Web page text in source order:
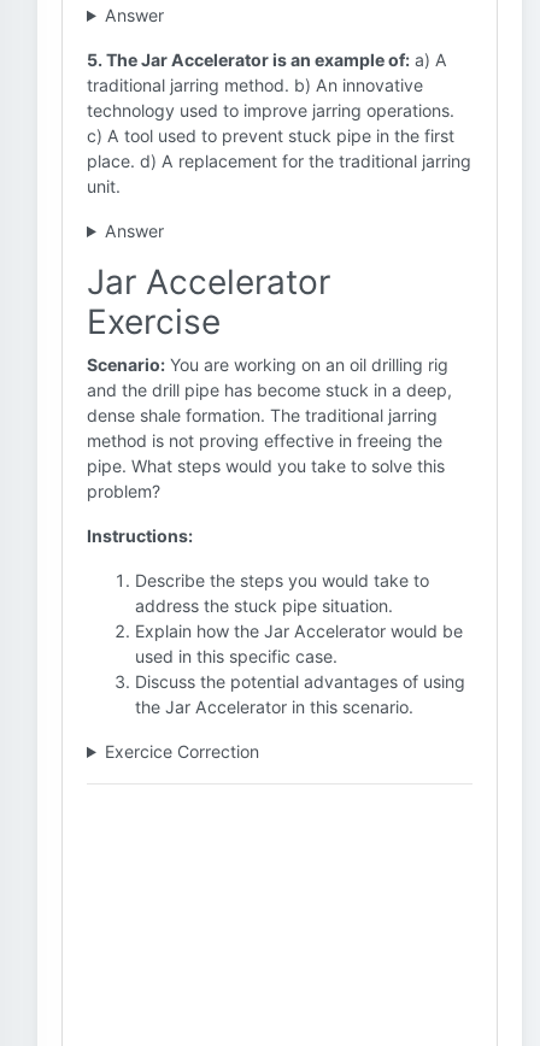
Answer
5. The Jar Accelerator is an example of: a) A
traditional jarring method. b) An innovative
technology used to improve jarring operations.
c) A tool used to prevent stuck pipe in the first
place. d) A replacement for the traditional jarring
unit.
Answer
Jar Accelerator
Exercise
Scenario: You are working on an oil drilling rig
and the drill pipe has become stuck in a deep,
dense shale formation. The traditional jarring
method is not proving effective in freeing the
pipe. What steps would you take to solve this
problem?
Instructions:
Describe the steps you would take to
address the stuck pipe situation.
Explain how the Jar Accelerator would be
used in this specific case.
Discuss the potential advantages of using
the Jar Accelerator in this scenario.
Exercice Correction